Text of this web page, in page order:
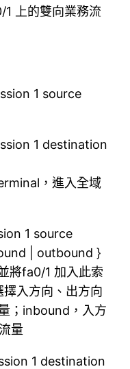
1 上的雙向業務流
1 source
1 destination
，進入全域
1 source
| outbound }
將fa0/1 加入此索
入方向、出方向
；inbound，入方
量
1 destination